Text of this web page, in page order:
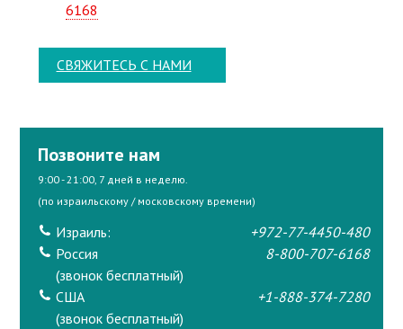
6168
СВЯЖИТЕСЬ С НАМИ
Позвоните нам
9:00 - 21:00, 7 дней в неделю.
(по израильскому / московскому времени)
Израиль:
+972-77-4450-480
Россия
(звонок бесплатный)
8-800-707-6168
США
(звонок бесплатный)
+1-888-374-7280